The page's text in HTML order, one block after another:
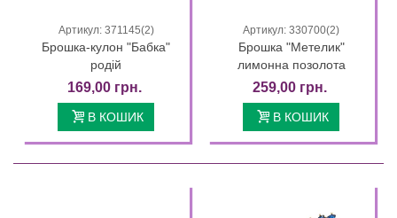
Артикул: 371145(2)
Брошка-кулон "Бабка"
родій
169,00 грн.
В КОШИК
Артикул: 330700(2)
Брошка "Метелик"
лимонна позолота
259,00 грн.
В КОШИК